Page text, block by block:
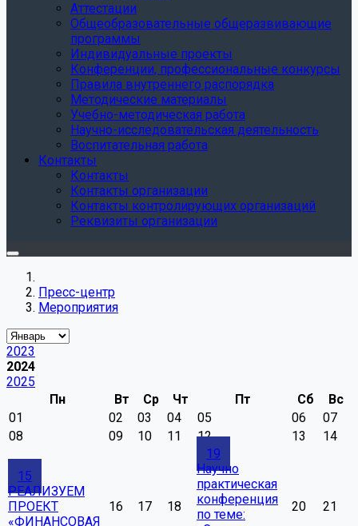
Аттестации
Общеобразовательные общеразвивающие
программы
Индивидуальные проекты
Конференции, профессиональные конкурсы
Правила внутреннего распорядка
Методические материалы
Учебно-методическая работа
Научно-исследовательская деятельность
Воспитательная работа
Контакты
Контакты
Контакты организации
Контакты контролирующих организаций
Реквизиты организации
Пресс-центр
Мероприятия
2023
2024
2025
Пн
Вт Ср Чт Пт Сб
Вс
01
02 03 04 05 06
07
08
09 10 11 12 13 14
15
РЕАЛИЗУЕМ
ПРОЕКТ
«ФИНАНСОВАЯ
16 17 18
19
Научно
практическая
конференция
по теме:
20 21